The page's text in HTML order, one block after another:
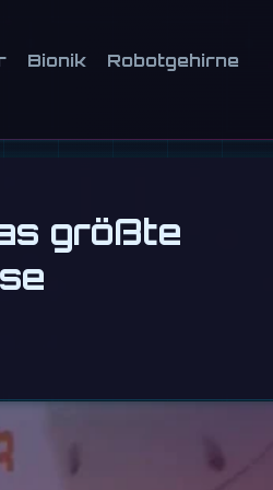
Bionik Robotgehirne
größte